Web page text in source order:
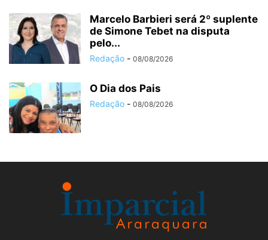
Marcelo Barbieri será 2º suplente
de Simone Tebet na disputa
pelo...
Redação - 08/08/2026
O Dia dos Pais
Redação - 08/08/2026